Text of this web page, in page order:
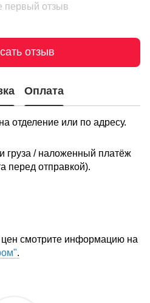
первый отзыв
отзыв
Оплата
отделение или по адресу.
груза / наложенный платёж
перед отправкой).
смотрите информацию на
.